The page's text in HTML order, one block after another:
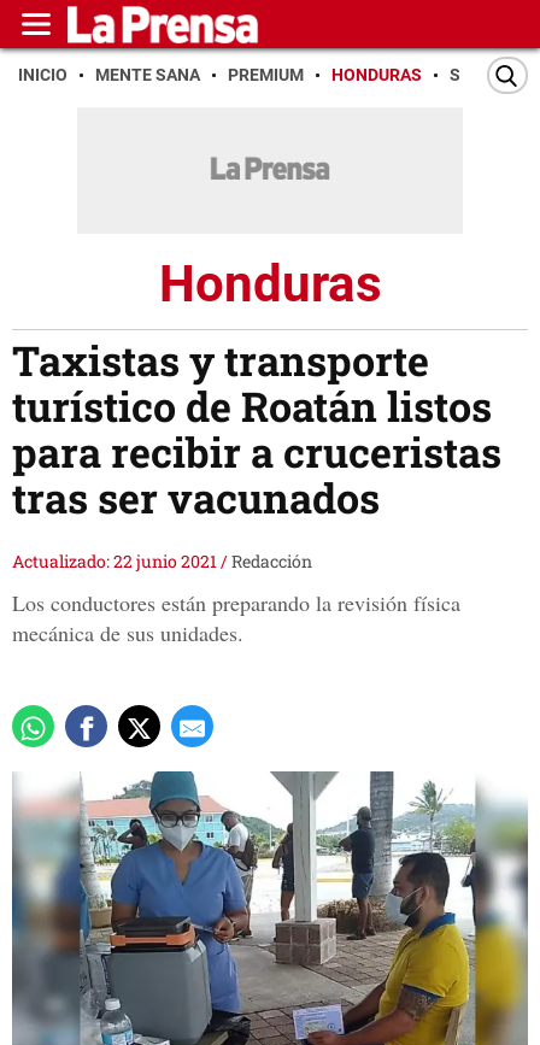
INICIO MENTE SANA PREMIUM HONDURAS SAN PEDRO
Honduras
Taxistas y transporte
turístico de Roatán listos
para recibir a cruceristas
tras ser vacunados
Actualizado: 22 junio 2021/Redacción
Los conductores están preparando la revisión física
mecánica de sus unidades.